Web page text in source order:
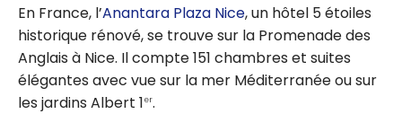
En France, l’Anantara Plaza Nice, un hôtel 5 étoiles
historique rénové, se trouve sur la Promenade des
Anglais à Nice. Il compte 151 chambres et suites
élégantes avec vue sur la mer Méditerranée ou sur
les jardins Albert 1er.